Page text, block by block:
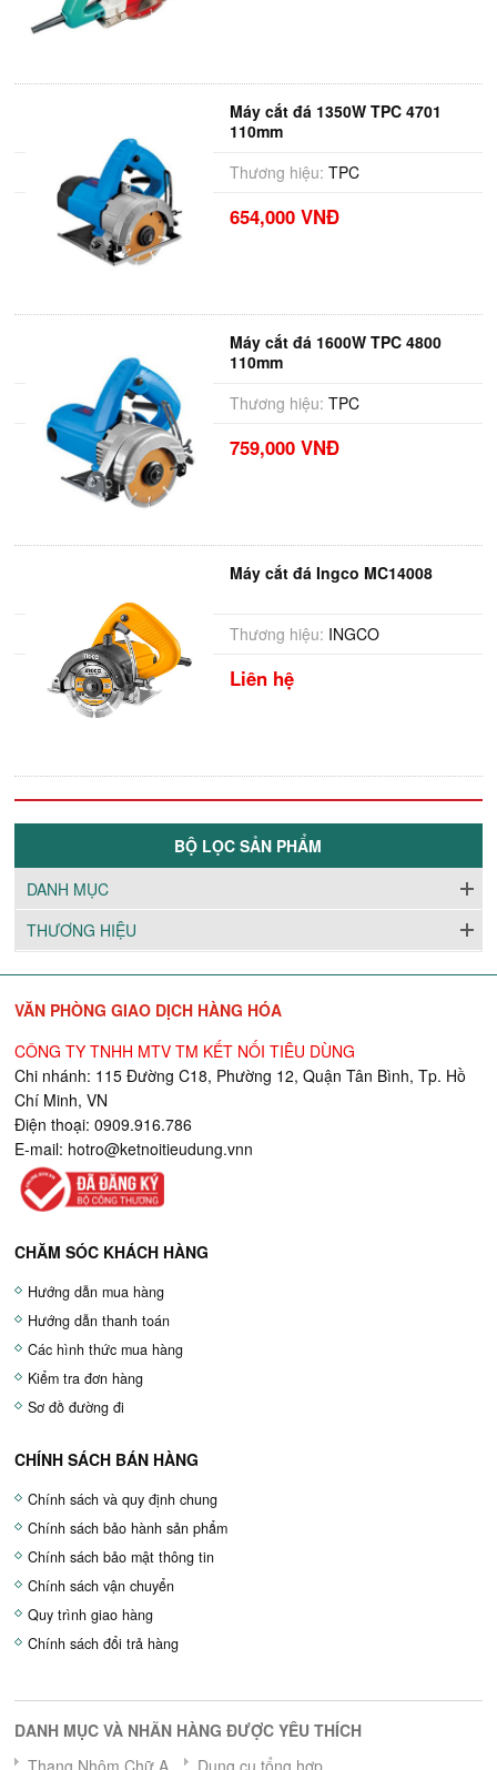
Máy cắt đá 1350W TPC 4701
110mm
Thương hiệu: TPC
654,000 VNĐ
Máy cắt đá 1600W TPC 4800
110mm
Thương hiệu: TPC
759,000 VNĐ
Máy cắt đá Ingco MC14008
Thương hiệu: INGCO
Liên hệ
BỘ LỌC SẢN PHẨM
DANH MỤC
THƯƠNG HIỆU
VĂN PHÒNG GIAO DỊCH HÀNG HÓA
CÔNG TY TNHH MTV TM KẾT NỐI TIÊU DÙNG
Chi nhánh: 115 Đường C18, Phường 12, Quận Tân Bình, Tp. Hồ
Chí Minh, VN
Điện thoại: 0909.916.786
E-mail: hotro@ketnoitieudung.vnn
CHĂM SÓC KHÁCH HÀNG
Hướng dẫn mua hàng
Hướng dẫn thanh toán
Các hình thức mua hàng
Kiểm tra đơn hàng
Sơ đồ đường đi
CHÍNH SÁCH BÁN HÀNG
Chính sách và quy định chung
Chính sách bảo hành sản phẩm
Chính sách bảo mật thông tin
Chính sách vận chuyển
Quy trình giao hàng
Chính sách đổi trả hàng
DANH MỤC VÀ NHÃN HÀNG ĐƯỢC YÊU THÍCH
Thang Nhôm Chữ A
Dụng cụ tổng hợp